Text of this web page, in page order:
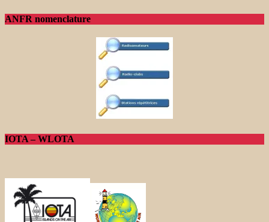
ANFR nomenclature
IOTA – WLOTA